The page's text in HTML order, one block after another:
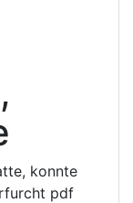
konnte
pdf